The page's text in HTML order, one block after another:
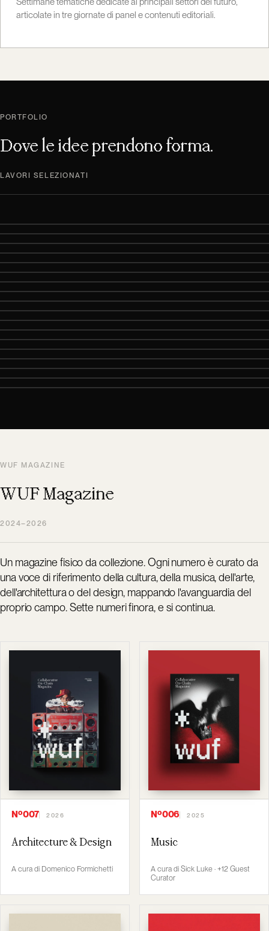
articolate in tre giornate di panel e contenuti editoriali.
PORTFOLIO
Dove le idee prendono forma.
LAVORI SELEZIONATI
WUF MAGAZINE
WUF Magazine
2024–2026
Un magazine fisico da collezione. Ogni numero è curato da
una voce di riferimento della cultura, della musica, dell'arte,
dell'architettura o del design, mappando l'avanguardia del
proprio campo. Sette numeri finora, e si continua.
Nº007 2026
Architecture & Design
A cura di Domenico Formichetti
Nº006 2025
Music
A cura di Sick Luke · +12 Guest
Curator